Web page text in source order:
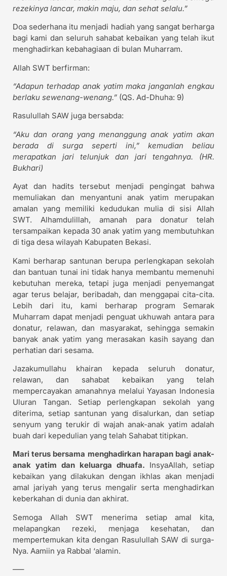
rezekinya lancar, makin maju, dan sehat selalu.”
Doa sederhana itu menjadi hadiah yang sangat berharga
bagi kami dan seluruh sahabat kebaikan yang telah ikut
menghadirkan kebahagiaan di bulan Muharram.
Allah SWT berfirman:
“Adapun terhadap anak yatim maka janganlah engkau
berlaku sewenang-wenang.” (QS. Ad-Dhuha: 9)
Rasulullah SAW juga bersabda:
“Aku dan orang yang menanggung anak yatim akan
berada di surga seperti ini,” kemudian beliau
merapatkan jari telunjuk dan jari tengahnya. (HR.
Bukhari)
Ayat dan hadits tersebut menjadi pengingat bahwa
memuliakan dan menyantuni anak yatim merupakan
amalan yang memiliki kedudukan mulia di sisi Allah
SWT. Alhamdulillah, amanah para donatur telah
tersampaikan kepada 30 anak yatim yang membutuhkan
di tiga desa wilayah Kabupaten Bekasi.
Kami berharap santunan berupa perlengkapan sekolah
dan bantuan tunai ini tidak hanya membantu memenuhi
kebutuhan mereka, tetapi juga menjadi penyemangat
agar terus belajar, beribadah, dan menggapai cita-cita.
Lebih dari itu, kami berharap program Semarak
Muharram dapat menjadi penguat ukhuwah antara para
donatur, relawan, dan masyarakat, sehingga semakin
banyak anak yatim yang merasakan kasih sayang dan
perhatian dari sesama.
Jazakumullahu khairan kepada seluruh donatur,
relawan, dan sahabat kebaikan yang telah
mempercayakan amanahnya melalui Yayasan Indonesia
Uluran Tangan. Setiap perlengkapan sekolah yang
diterima, setiap santunan yang disalurkan, dan setiap
senyum yang terukir di wajah anak-anak yatim adalah
buah dari kepedulian yang telah Sahabat titipkan.
Mari terus bersama menghadirkan harapan bagi anak-
anak yatim dan keluarga dhuafa. InsyaAllah, setiap
kebaikan yang dilakukan dengan ikhlas akan menjadi
amal jariyah yang terus mengalir serta menghadirkan
keberkahan di dunia dan akhirat.
Semoga Allah SWT menerima setiap amal kita,
melapangkan rezeki, menjaga kesehatan, dan
mempertemukan kita dengan Rasulullah SAW di surga-
Nya. Aamiin ya Rabbal ‘alamin.
—–